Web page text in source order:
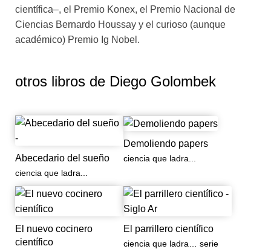
científica–, el Premio Konex, el Premio Nacional de
Ciencias Bernardo Houssay y el curioso (aunque
académico) Premio Ig Nobel.
otros libros de Diego Golombek
Abecedario del sueño
ciencia que ladra...
Demoliendo papers
ciencia que ladra...
El nuevo cocinero
científico
El parrillero científico
ciencia que ladra… serie